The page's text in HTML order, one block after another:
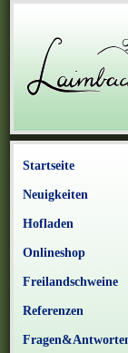
Startseite
Neuigkeiten
Hofladen
Onlineshop
Freilandschweine
Referenzen